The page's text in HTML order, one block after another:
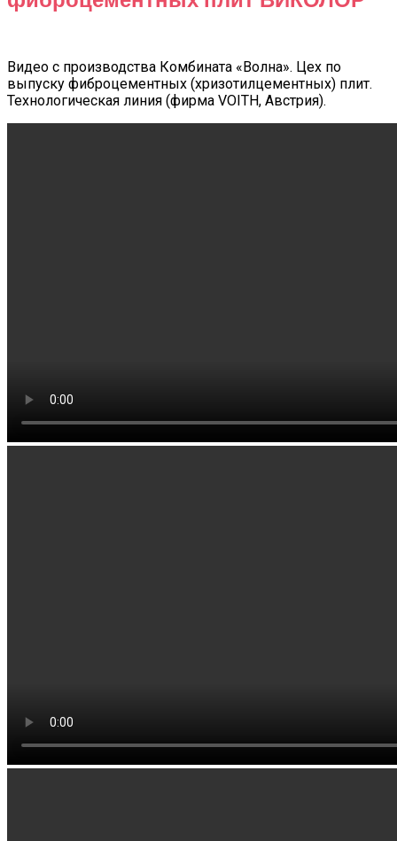
Видео с производства Комбината «Волна». Цех по
выпуску фиброцементных (хризотилцементных) плит.
Технологическая линия (фирма VOITH, Австрия).